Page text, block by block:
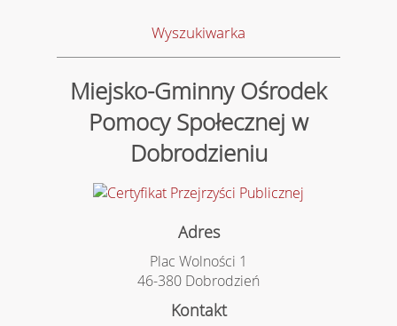
Wyszukiwarka
Miejsko-Gminny Ośrodek
Pomocy Społecznej w
Dobrodzieniu
Adres
Plac Wolności 1
46-380 Dobrodzień
Kontakt